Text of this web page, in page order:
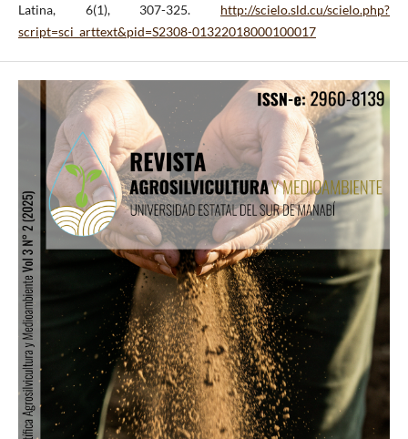
Latina, 6(1), 307-325. http://scielo.sld.cu/scielo.php?
script=sci_arttext&pid=S2308-01322018000100017